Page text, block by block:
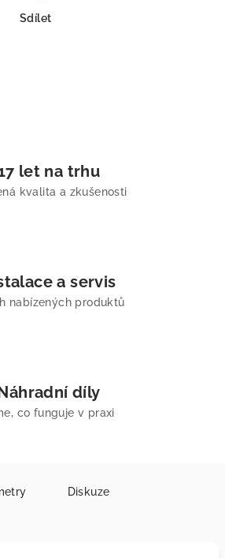
Sdílet
let na trhu
kvalita a zkušenosti
a servis
nabízených produktů
díly
co funguje v praxi
Diskuze